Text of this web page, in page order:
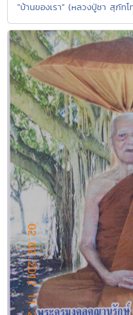
"บ้านของเรา" (หลวงปู่ชา สุภัทโ